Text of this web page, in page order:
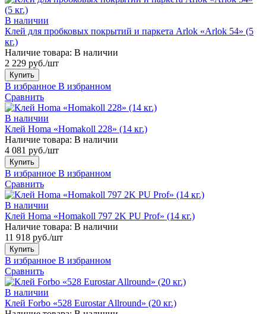
В наличии
Клей для пробковых покрытий и паркета Arlok «Arlok 54» (5
кг.)
Наличие товара: В наличии
2 229 руб./шт
Купить
В избранное В избранном
Сравнить
В наличии
Клей Homa «Homakoll 228» (14 кг.)
Наличие товара: В наличии
4 081 руб./шт
Купить
В избранное В избранном
Сравнить
В наличии
Клей Homa «Homakoll 797 2K PU Prof» (14 кг.)
Наличие товара: В наличии
11 918 руб./шт
Купить
В избранное В избранном
Сравнить
В наличии
Клей Forbo «528 Eurostar Allround» (20 кг.)